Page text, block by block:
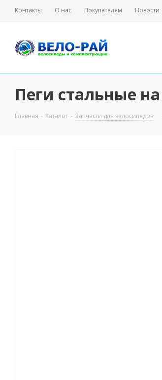
Контакты О нас Покупателям Новости
Пеги стальные
Главная - Каталог - Запчасти для велосипедов